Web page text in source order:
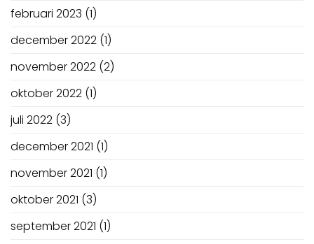
februari 2023 (1)
december 2022 (1)
november 2022 (2)
oktober 2022 (1)
juli 2022 (3)
december 2021 (1)
november 2021 (1)
oktober 2021 (3)
september 2021 (1)